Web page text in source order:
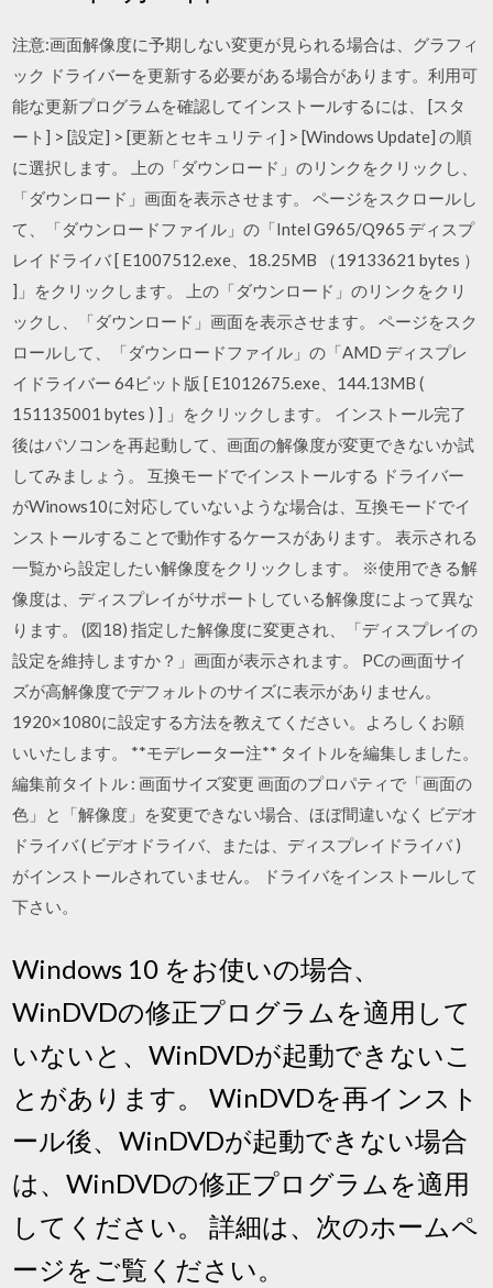
注意:画面解像度に予期しない変更が見られる場合は、グラフィ
ック ドライバーを更新する必要がある場合があります。利用可
能な更新プログラムを確認してインストールするには、 [スタ
ート] > [設定] > [更新とセキュリティ] > [Windows Update] の順
に選択します。 上の「ダウンロード」のリンクをクリックし、
「ダウンロード」画面を表示させます。 ページをスクロールし
て、「ダウンロードファイル」の「Intel G965/Q965 ディスプ
レイドライバ [ E1007512.exe、18.25MB （19133621 bytes ）
]」をクリックします。 上の「ダウンロード」のリンクをクリ
ックし、「ダウンロード」画面を表示させます。 ページをスク
ロールして、「ダウンロードファイル」の「AMD ディスプレ
イドライバー 64ビット版 [ E1012675.exe、144.13MB (
151135001 bytes ) ] 」をクリックします。 インストール完了
後はパソコンを再起動して、画面の解像度が変更できないか試
してみましょう。 互換モードでインストールする ドライバー
がWinows10に対応していないような場合は、互換モードでイ
ンストールすることで動作するケースがあります。 表示される
一覧から設定したい解像度をクリックします。 ※使用できる解
像度は、ディスプレイがサポートしている解像度によって異な
ります。 (図18) 指定した解像度に変更され、「ディスプレイの
設定を維持しますか？」画面が表示されます。 PCの画面サイ
ズが高解像度でデフォルトのサイズに表示がありません。
1920×1080に設定する方法を教えてください。よろしくお願
いいたします。 **モデレーター注** タイトルを編集しました。
編集前タイトル : 画面サイズ変更 画面のプロパティで「画面の
色」と「解像度」を変更できない場合、ほぼ間違いなく ビデオ
ドライバ ( ビデオドライバ、または、ディスプレイドライバ )
がインストールされていません。 ドライバをインストールして
下さい。
Windows 10 をお使いの場合、
WinDVDの修正プログラムを適用して
いないと、WinDVDが起動できないこ
とがあります。 WinDVDを再インスト
ール後、WinDVDが起動できない場合
は、WinDVDの修正プログラムを適用
してください。 詳細は、次のホームペ
ージをご覧ください。